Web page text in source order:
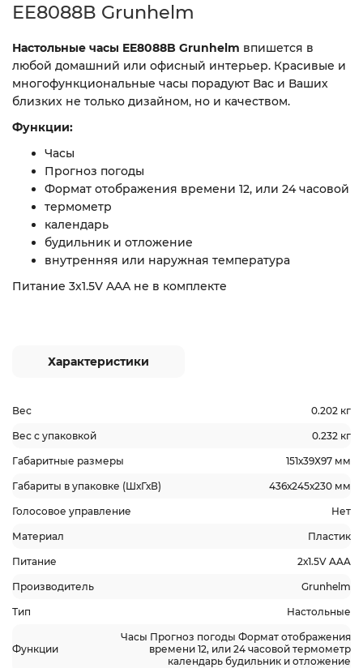
EE8088В Grunhelm
Настольные часы EE8088B Grunhelm впишется в
любой домашний или офисный интерьер. Красивые и
многофункциональные часы порадуют Вас и Ваших
близких не только дизайном, но и качеством.
Функции:
Часы
Прогноз погоды
Формат отображения времени 12, или 24 часовой
термометр
календарь
будильник и отложение
внутренняя или наружная температура
Питание 3х1.5V AAA не в комплекте
Характеристики
Вес 0.202 кг
Вес с упаковкой 0.232 кг
Габаритные размеры 151х39Х97 мм
Габариты в упаковке (ШхГхВ) 436х245х230 мм
Голосовое управление Нет
Материал Пластик
Питание 2х1.5V AAA
Производитель Grunhelm
Тип Настольные
Функции
Часы Прогноз погоды Формат отображения
времени 12, или 24 часовой термометр
календарь будильник и отложение